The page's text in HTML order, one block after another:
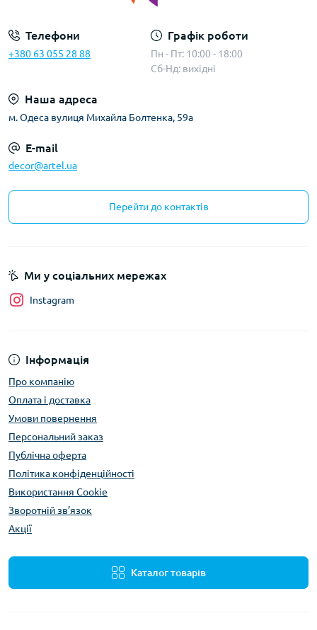
Телефони
+380 63 055 28 88
Графік роботи
Пн - Пт: 10:00 - 18:00
Сб-Нд: вихідні
Наша адреса
м. Одеса вулиця Михайла Болтенка, 59а
E-mail
decor@artel.ua
Перейти до контактів
Інформація
Про компанію
Оплата і доставка
Умови повернення
Персональний заказ
Публічна оферта
Політика конфіденційності
Використання Сookie
Зворотній зв’язок
Акції
Каталог товарів
Ми у соціальних мережах
Instagram